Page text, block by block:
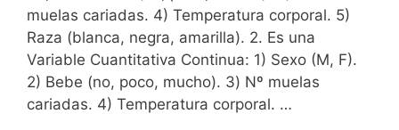
muelas cariadas. 4) Temperatura corporal. 5)
Raza (blanca, negra, amarilla). 2. Es una
Variable Cuantitativa Continua: 1) Sexo (M, F).
2) Bebe (no, poco, mucho). 3) Nº muelas
cariadas. 4) Temperatura corporal. …